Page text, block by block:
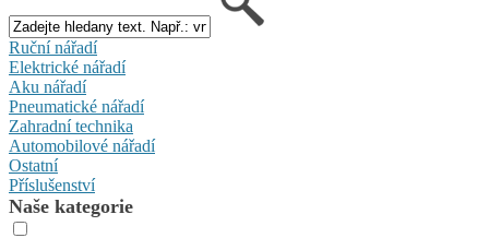
Ruční nářadí
Elektrické nářadí
Aku nářadí
Pneumatické nářadí
Zahradní technika
Automobilové nářadí
Ostatní
Příslušenství
Naše kategorie